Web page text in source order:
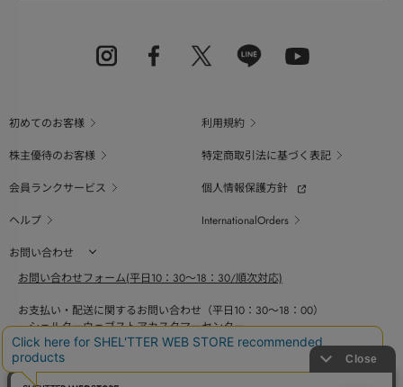
初めてのお客様
利用規約
株主優待のお客様
特定商取引法に基づく表記
会員ランクサービス
個人情報保護方針
ヘルプ
InternationalOrders
お問い合わせ
お問い合わせフォーム(平日10：30～18：30/順次対応)
お支払い・配送に関するお問い合わせ（平日10：30～18：00）
シェルターウェブストアカスタマーセンター
0800-123-6820
商品の素材、サイズ、仕様等に関するお問い合せ（平日10：30～18：00）
バロックジャパンリミテッドコールセンター